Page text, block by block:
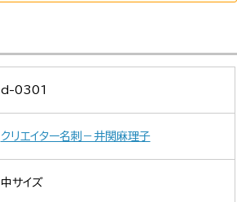
d-0301
クリエイター名刺－井関麻理子
中サイズ